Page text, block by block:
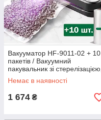
Вакууматор HF-9011-02 + 10
пакетів / Вакуумний
пакувальник зі стерелізацією,
вбудованим різаком і
дисплеєм для сухих і вологих
Немає в наявності
1 674 ₴